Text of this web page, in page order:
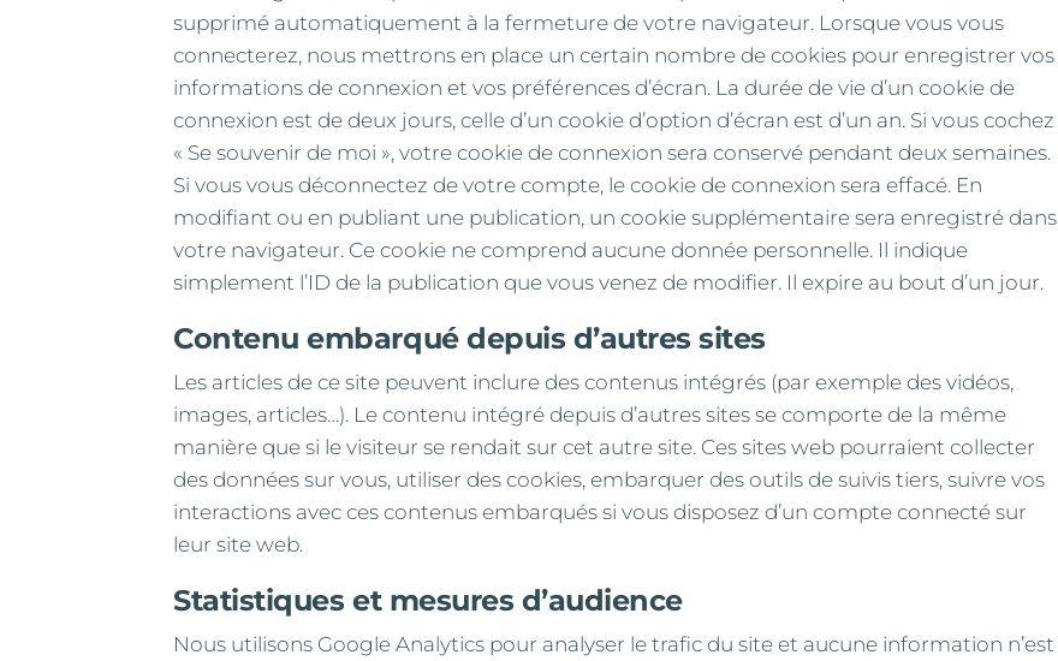
supprimé automatiquement à la fermeture de votre navigateur. Lorsque vous vous
connecterez, nous mettrons en place un certain nombre de cookies pour enregistrer vos
informations de connexion et vos préférences d’écran. La durée de vie d’un cookie de
connexion est de deux jours, celle d’un cookie d’option d’écran est d’un an. Si vous cochez
« Se souvenir de moi », votre cookie de connexion sera conservé pendant deux semaines.
Si vous vous déconnectez de votre compte, le cookie de connexion sera effacé. En
modifiant ou en publiant une publication, un cookie supplémentaire sera enregistré dans
votre navigateur. Ce cookie ne comprend aucune donnée personnelle. Il indique
simplement l’ID de la publication que vous venez de modifier. Il expire au bout d’un jour.
Contenu embarqué depuis d’autres sites
Les articles de ce site peuvent inclure des contenus intégrés (par exemple des vidéos,
images, articles…). Le contenu intégré depuis d’autres sites se comporte de la même
manière que si le visiteur se rendait sur cet autre site. Ces sites web pourraient collecter
des données sur vous, utiliser des cookies, embarquer des outils de suivis tiers, suivre vos
interactions avec ces contenus embarqués si vous disposez d’un compte connecté sur
leur site web.
Statistiques et mesures d’audience
Nous utilisons Google Analytics pour analyser le trafic du site et aucune information n’est